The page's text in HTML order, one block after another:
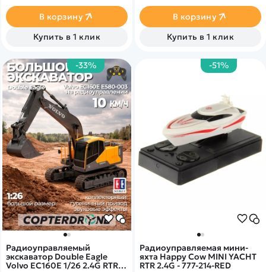
В корзину
Купить в 1 клик
В корзину
Купить в 1 клик
-33%
Радиоуправляемый
экскаватор Double Eagle
Volvo EC160E 1/26 2.4G RTR -
-51%
Радиоуправляемая мини-
яхта Happy Cow MINI YACHT
RTR 2.4G - 777-214-RED